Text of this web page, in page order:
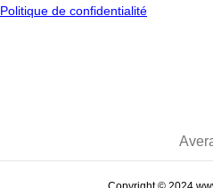
Politique de confidentialité